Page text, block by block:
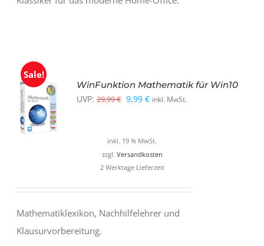
Sale!
WARENKORB
WinFunktion Mathematik für Win10
UVP: 29,99€ Ursprünglicher
9,99€Aktueller
inkl. MwSt.
inkl. 19 % MwSt.
zzgl. Versandkosten
2 Werktage Lieferzeit
Mathematiklexikon, Nachhilfelehrer und
Klausurvorbereitung.